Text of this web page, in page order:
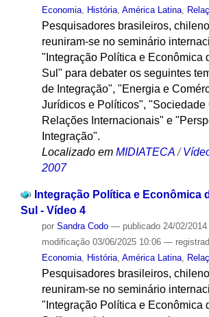
Economia, História, América Latina,
Pesquisadores brasileiros,
reuniram-se no seminário
"Integração Política e Econômica
Sul" para debater os seguintes
de Integração", "Energia e
Jurídicos e Políticos", "Sociedade
Relações Internacionais" e
Integração".
Localizado em MIDIATECA /
2007
Integração Política e Econômica
Sul - Vídeo 4
por Sandra Codo — publicado24/02/2014
modificação03/06/2025 10:06 —
Economia, História, América Latina,
Pesquisadores brasileiros,
reuniram-se no seminário
"Integração Política e Econômica